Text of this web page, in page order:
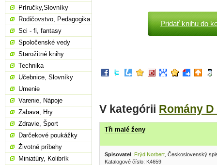
Pridať knihu do
V kategórii Romány D
Tři malé ženy
Spisovatel: Frýd Norbert , Československý
Katalogové číslo: K4659
Príručky,Slovníky
Rodičovstvo, Pedagogika
Sci - fi, fantasy
Spoločenské vedy
Starožitné knihy
Technika
Učebnice, Slovníky
Umenie
Varenie, Nápoje
Zabava, Hry
Zdravie, Šport
Darčekové poukážky
Životné príbehy
Miniatúry, Kolibrík